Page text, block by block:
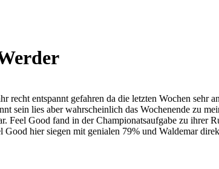
entspannt gefahren da die letzten Wochen sehr
sein lies aber wahrscheinlich das Wochenende zu
Feel Good fand in der Championatsaufgabe zu ihrer
hier siegen mit genialen 79% und Waldemar